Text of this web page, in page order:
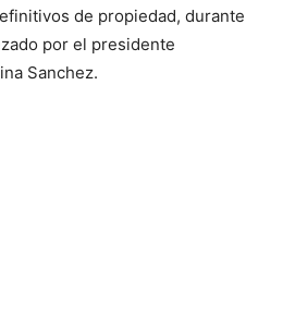
de propiedad, durante
por el presidente
Sanchez.